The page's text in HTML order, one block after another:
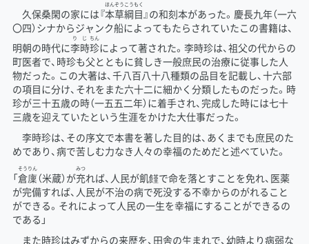
久保桑閑の家には『本
ほん
草
ぞう
綱
こう
目
もく
』の和刻本があった。慶長九年（一六
〇四）シナからジャンク船によってもたらされていたこの書籍は、
明朝の時代に李
り
時
じ
珍
ちん
によって著された。李時珍は、祖父の代からの
町医者で、時珍も父とともに貧しき一般庶民の治療に従事した人
物だった。この大著は、千八百八十八種類の品目を記載し、十六部
の項目に分け、それをまた六十二に細かく分類したものだった。時
珍が三十五歳の時（一五五二年）に着手され、完成した時には七十
三歳を迎えていたという生涯をかけた大仕事だった。
李時珍は、その序文で本書を著した目的は、あくまでも庶民のた
めであり、病で苦しむ力なき人々の幸福のためだと述べていた。
「倉
そう
廩
りん
（米蔵）が充
みつ
れば、人民が飢饉で命を落とすことを免れ、医薬
が完備すれば、人民が不治の病で死没する不幸からのがれること
ができる。それによって人民の一生を幸福にすることができるの
である」
また時珍はみずからの来歴を、田舎の生まれで、幼時より病弱な